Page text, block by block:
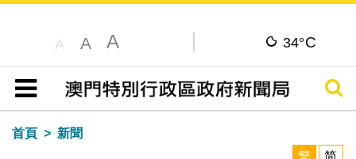
A A A 34°C
目錄
搜尋
首頁
新聞